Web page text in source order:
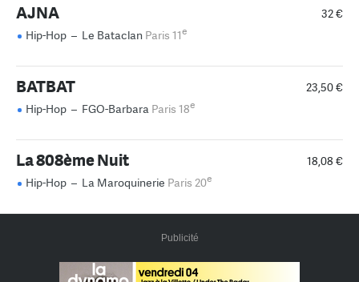
32 €
AJNA
Hip-Hop – Le Bataclan Paris 11e
23,50 €
BATBAT
Hip-Hop – FGO-Barbara Paris 18e
18,08 €
La 808ème Nuit
Hip-Hop – La Maroquinerie Paris 20e
Publicité